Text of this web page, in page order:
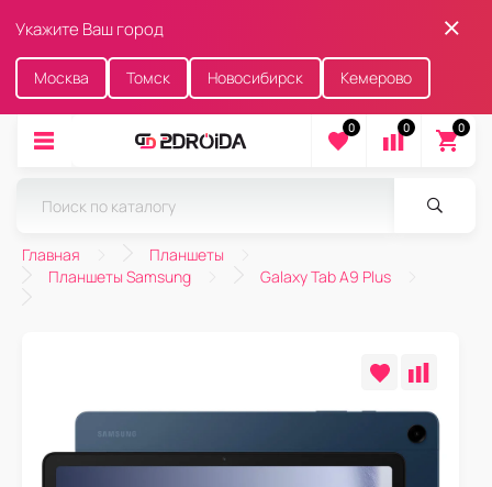
Укажите Ваш город
Москва Томск Новосибирск Кемерово
0 0 0
Главная
Планшеты
Планшеты Samsung
Galaxy Tab A9 Plus